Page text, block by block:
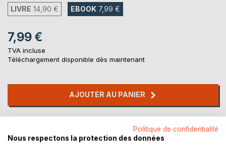
LIVRE 14,90 € EBOOK 7,99 €
7,99 €
TVA incluse
Téléchargement disponible dès maintenant
AJOUTER AU PANIER
Laisser un avis
Politique de confidentialité
Nous respectons la protection des données